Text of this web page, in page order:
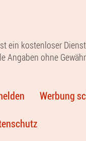
ein kostenloser
Angaben ohne
Werbung